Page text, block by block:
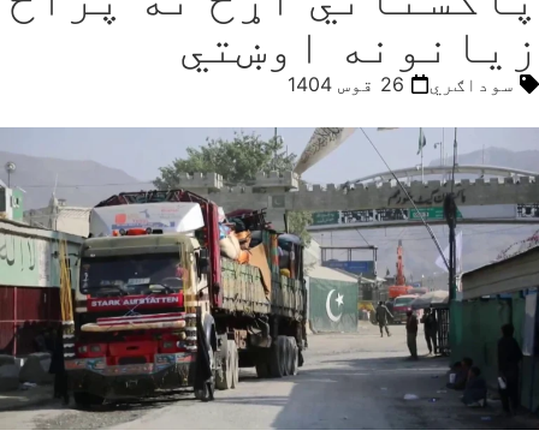
زیانونه اوښتي
سوداګري 26 قوس 1404